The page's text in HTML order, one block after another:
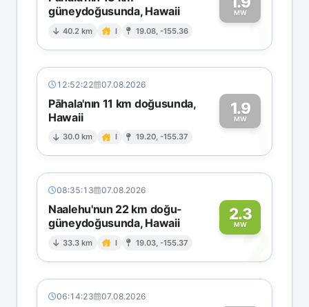
güneydoğusunda, Hawaii
40.2 km I 19.08, -155.36
MW1
12:52:22 07.08.2026
Pāhala'nın 11 km doğusunda,
Hawaii
30.0 km I 19.20, -155.37
1.9
MW1
08:35:13 07.08.2026
Naalehu'nun 22 km doğu-
güneydoğusunda, Hawaii
33.3 km I 19.03, -155.37
2.3
MW
2
06:14:23 07.08.2026